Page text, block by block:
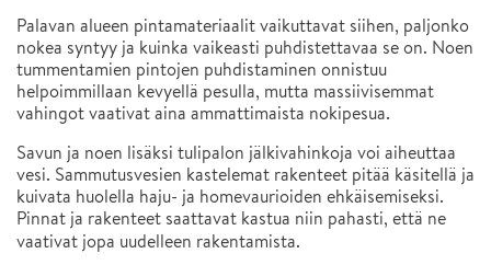
Palavan alueen pintamateriaalit vaikuttavat siihen, paljonko
nokea syntyy ja kuinka vaikeasti puhdistettavaa se on. Noen
tummentamien pintojen puhdistaminen onnistuu
helpoimmillaan kevyellä pesulla, mutta massiivisemmat
vahingot vaativat aina ammattimaista nokipesua.
Savun ja noen lisäksi tulipalon jälkivahinkoja voi aiheuttaa
vesi. Sammutusvesien kastelemat rakenteet pitää käsitellä ja
kuivata huolella haju- ja homevaurioiden ehkäisemiseksi.
Pinnat ja rakenteet saattavat kastua niin pahasti, että ne
vaativat jopa uudelleen rakentamista.